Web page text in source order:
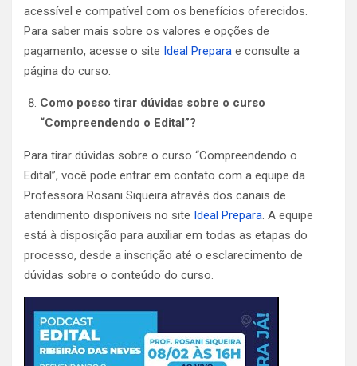
acessível e compatível com os benefícios oferecidos.
Para saber mais sobre os valores e opções de
pagamento, acesse o site Ideal Prepara e consulte a
página do curso.
Como posso tirar dúvidas sobre o curso
“Compreendendo o Edital”?
Para tirar dúvidas sobre o curso “Compreendendo o
Edital”, você pode entrar em contato com a equipe da
Professora Rosani Siqueira através dos canais de
atendimento disponíveis no site Ideal Prepara. A equipe
está à disposição para auxiliar em todas as etapas do
processo, desde a inscrição até o esclarecimento de
dúvidas sobre o conteúdo do curso.